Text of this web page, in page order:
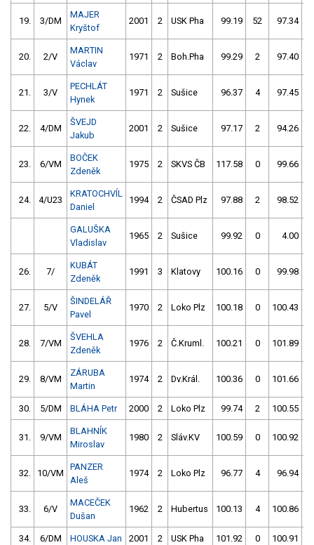
19. 3/DM
MAJER
Kryštof
2001 2 USK Pha 99.19 52 97.34
20. 2/V
MARTIN
Václav
1971 2 Boh.Pha 99.29 2 97.40
21. 3/V
PECHLÁT
Hynek
1971 2 Sušice 96.37 4 97.45
22. 4/DM
ŠVEJD
Jakub
2001 2 Sušice 97.17 2 94.26
23. 6/VM
BOČEK
Zdeněk
1975 2 SKVS ČB 117.58 0 99.66
24. 4/U23
KRATOCHVÍL
Daniel
1994 2 ČSAD Plz 97.88 2 98.52
GALUŠKA
Vladislav
1965 2 Sušice 99.92 0 4.00
26. 7/
KUBÁT
Zdeněk
1991 3 Klatovy 100.16 0 99.98
27. 5/V
ŠINDELÁŘ
Pavel
1970 2 Loko Plz 100.18 0 100.43
28. 7/VM
ŠVEHLA
Zdeněk
1976 2 Č.Kruml. 100.21 0 101.89
29. 8/VM
ZÁRUBA
Martin
1974 2 Dv.Král. 100.36 0 101.66
30. 5/DM BLÁHA Petr 2000 2 Loko Plz 99.74 2 100.55
31. 9/VM
BLAHNÍK
Miroslav
1980 2 Sláv.KV 100.59 0 100.92
32. 10/VM
PANZER
Aleš
1974 2 Loko Plz 96.77 4 96.94
33. 6/V
MACEČEK
Dušan
1962 2 Hubertus 100.13 4 100.86
34. 6/DM HOUSKA Jan 2001 2 USK Pha 101.92 0 100.91